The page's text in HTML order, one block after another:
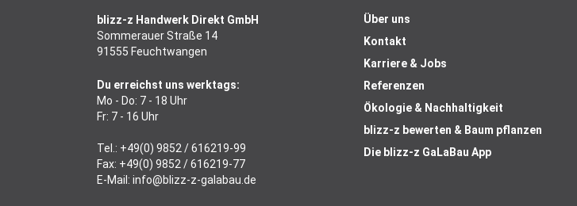
blizz-z Handwerk Direkt GmbH
Sommerauer Straße 14
91555 Feuchtwangen
Du erreichst uns werktags:
Mo - Do: 7 - 18 Uhr
Fr: 7 - 16 Uhr
Tel.: +49(0) 9852 / 616219-99
Fax: +49(0) 9852 / 616219-77
E-Mail: info@blizz-z-galabau.de
Über uns
Kontakt
Karriere & Jobs
Referenzen
Ökologie & Nachhaltigkeit
blizz-z bewerten & Baum pflanzen
Die blizz-z GaLaBau App